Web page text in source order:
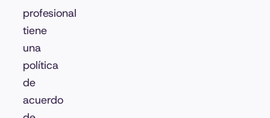
profesional
tiene
una
política
de
acuerdo